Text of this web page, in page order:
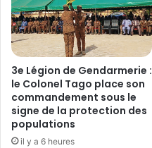
o
f
f
i
c
i
e
l
l
e
i
o
n
g
o
u
v
e
r
n
3e Légion de Gendarmerie :
le Colonel Tago place son
commandement sous le
signe de la protection des
populations
il y a 6 heures